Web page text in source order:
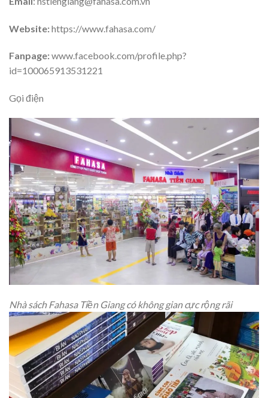
Website:https://www.fahasa.com/
Fanpage:www.facebook.com/profile.php?
id=100065913531221
Gọi điện
Nhà sách Fahasa Tiền Giang có không gian cực rộng rãi